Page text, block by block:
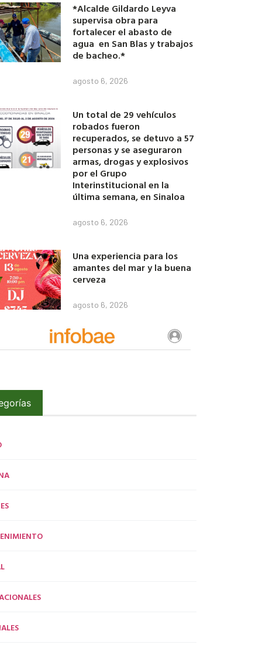
*Alcalde Gildardo Leyva
supervisa obra para
fortalecer el abasto de
agua en San Blas y trabajos
de bacheo.*
agosto 6, 2026
Un total de 29 vehículos
robados fueron
recuperados, se detuvo a 57
personas y se aseguraron
armas, drogas y explosivos
por el Grupo
Interinstitucional en la
última semana, en Sinaloa
agosto 6, 2026
Una experiencia para los
amantes del mar y la buena
cerveza
agosto 6, 2026